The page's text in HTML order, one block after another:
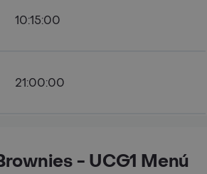
10:15:00
21:00:00
- UCG1 Menú